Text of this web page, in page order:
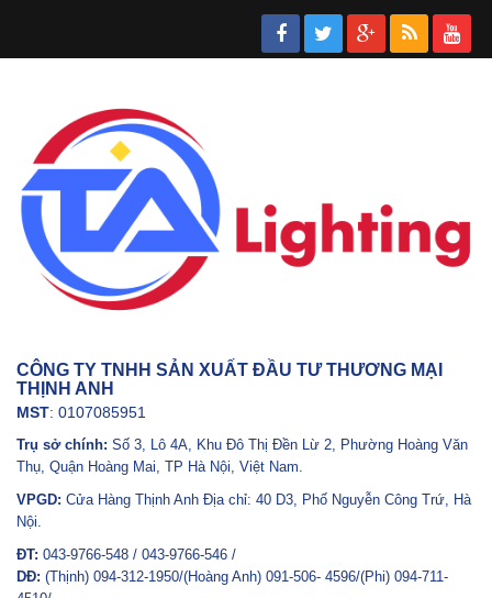
CÔNG TY TNHH SẢN XUẤT ĐẦU TƯ THƯƠNG MẠI
THỊNH ANH
MST: 0107085951
Trụ sở chính: Số 3, Lô 4A, Khu Đô Thị Đền Lừ 2, Phường Hoàng Văn
Thụ, Quận Hoàng Mai, TP Hà Nội, Việt Nam.
VPGD: Cửa Hàng Thịnh Anh Địa chỉ: 40 D3, Phố Nguyễn Công Trứ, Hà
Nội.
ĐT: 043-9766-548 / 043-9766-546 /
DĐ: (Thịnh) 094-312-1950/(Hoàng Anh) 091-506- 4596/(Phi) 094-711-